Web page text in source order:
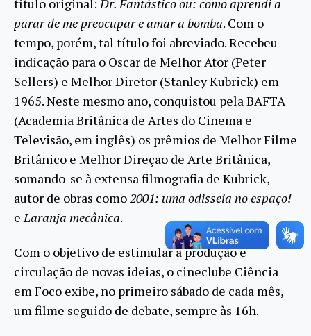
título original:Dr. Fantástico ou: como aprendi a
parar de me preocupar e amar a bomba. Com o
tempo, porém, tal título foi abreviado. Recebeu
indicação para o Oscar de Melhor Ator (Peter
Sellers) e Melhor Diretor (Stanley Kubrick) em
1965. Neste mesmo ano, conquistou pela BAFTA
(Academia Britânica de Artes do Cinema e
Televisão, em inglês) os prêmios de Melhor Filme
Britânico e Melhor Direção de Arte Britânica,
somando-se à extensa filmografia de Kubrick,
autor de obras como2001: uma odisseia no espaço!
eLaranja mecânica.
Com o objetivo de estimular a produção e
circulação de novas ideias, o cineclube Ciência
em Foco exibe, no primeiro sábado de cada mês,
um filme seguido de debate, sempre às 16h.